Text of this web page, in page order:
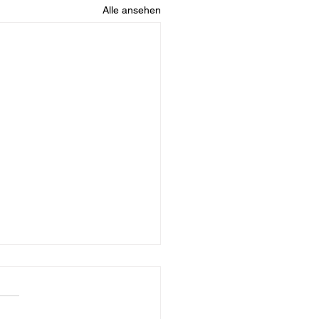
Alle ansehen